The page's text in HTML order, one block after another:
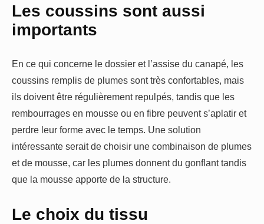
Les coussins sont aussi
importants
En ce qui concerne le dossier et l’assise du canapé, les
coussins remplis de plumes sont très confortables, mais
ils doivent être régulièrement repulpés, tandis que les
rembourrages en mousse ou en fibre peuvent s’aplatir et
perdre leur forme avec le temps. Une solution
intéressante serait de choisir une combinaison de plumes
et de mousse, car les plumes donnent du gonflant tandis
que la mousse apporte de la structure.
Le choix du tissu